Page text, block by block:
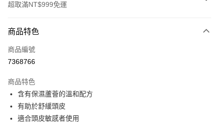
超取滿NT$999免運
信用卡一次付款
超商取貨付款
Apple Pay
街口支付
商品特色
商品編號
7368766
商品特色
含有保濕蘆薈的溫和配方
有助於舒緩頭皮
適合頭皮敏感者使用